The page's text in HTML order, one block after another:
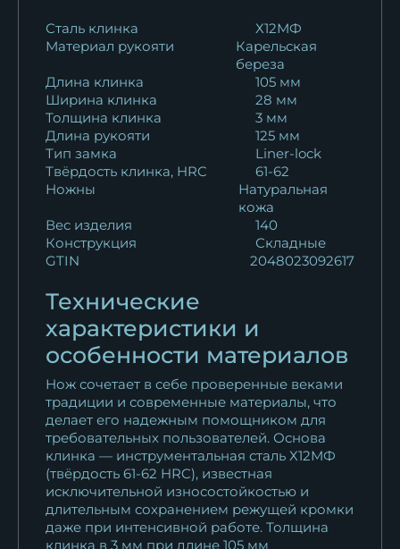
Сталь клинка
Х12МФ
Материал рукояти
Карельская
береза
Длина клинка
105 мм
Ширина клинка
28 мм
Толщина клинка
3 мм
Длина рукояти
125 мм
Тип замка
Liner-lock
Твёрдость клинка, HRC
61-62
Ножны
Натуральная
кожа
Вес изделия
140
Конструкция
Складные
GTIN
2048023092617
Технические
характеристики и
особенности материалов
Нож сочетает в себе проверенные веками
традиции и современные материалы, что
делает его надежным помощником для
требовательных пользователей. Основа
клинка — инструментальная сталь Х12МФ
(твёрдость 61-62 HRC), известная
исключительной износостойкостью и
длительным сохранением режущей кромки
даже при интенсивной работе. Толщина
клинка в 3 мм при длине 105 мм